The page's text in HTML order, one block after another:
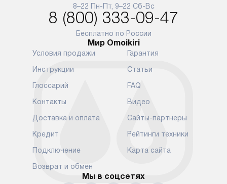
8–22 Пн-Пт, 9–22 Сб-Вс
8 (800) 333-09-47
Бесплатно по России
Мир Omoikiri
Условия продажи
Инструкции
Глоссарий
Контакты
Доставка и оплата
Кредит
Подключение
Возврат и обмен
Гарантия
Статьи
FAQ
Видео
Сайты-партнеры
Рейтинги техники
Карта сайта
Мы в соцсетях